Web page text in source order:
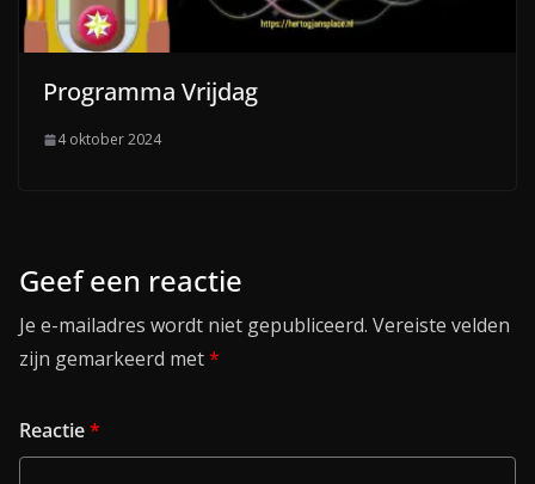
Programma Vrijdag
4 oktober 2024
Geef een reactie
Je e-mailadres wordt niet gepubliceerd. Vereiste velden
zijn gemarkeerd met*
Reactie*